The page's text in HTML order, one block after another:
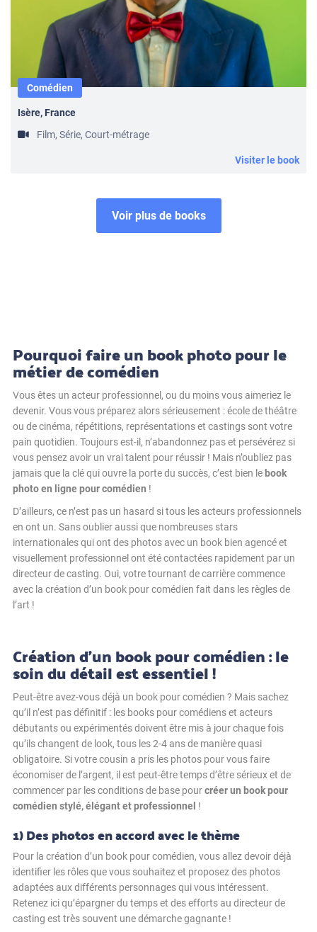
Comédien
Isère, France
Film, Série, Court-métrage
Visiter le book
Voir plus de books
Pourquoi faire un book photo pour le
métier de comédien
Vous êtes un acteur professionnel, ou du moins vous aimeriez le
devenir. Vous vous préparez alors sérieusement : école de théâtre
ou de cinéma, répétitions, représentations et castings sont votre
pain quotidien. Toujours est-il, n’abandonnez pas et persévérez si
vous pensez avoir un vrai talent pour réussir ! Mais n’oubliez pas
jamais que la clé qui ouvre la porte du succès, c’est bien le book
photo en ligne pour comédien !
D’ailleurs, ce n’est pas un hasard si tous les acteurs professionnels
en ont un. Sans oublier aussi que nombreuses stars
internationales qui ont des photos avec un book bien agencé et
visuellement professionnel ont été contactées rapidement par un
directeur de casting. Oui, votre tournant de carrière commence
avec la création d’un book pour comédien fait dans les règles de
l’art !
Création d’un book pour comédien : le
soin du détail est essentiel !
Peut-être avez-vous déjà un book pour comédien ? Mais sachez
qu’il n’est pas définitif : les books pour comédiens et acteurs
débutants ou expérimentés doivent être mis à jour chaque fois
qu’ils changent de look, tous les 2-4 ans de manière quasi
obligatoire. Si votre cousin a pris les photos pour vous faire
économiser de l’argent, il est peut-être temps d’être sérieux et de
commencer par les conditions de base pourcréer un book pour
comédien stylé, élégant et professionnel !
1) Des photos en accord avec le thème
Pour la création d’un book pour comédien, vous allez devoir déjà
identifier les rôles que vous souhaitez et proposez des photos
adaptées aux différents personnages qui vous intéressent.
Retenez ici qu’épargner du temps et des efforts au directeur de
casting est très souvent une démarche gagnante !